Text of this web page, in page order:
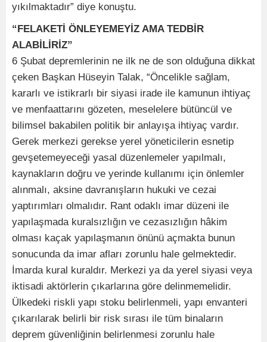
yıkılmaktadır” diye konuştu.
“FELAKETİ ÖNLEYEMEYİZ AMA TEDBİR
ALABİLİRİZ”
6 Şubat depremlerinin ne ilk ne de son olduğuna dikkat
çeken Başkan Hüseyin Talak, “Öncelikle sağlam,
kararlı ve istikrarlı bir siyasi irade ile kamunun ihtiyaç
ve menfaattarını gözeten, meselelere bütüncül ve
bilimsel bakabilen politik bir anlayışa ihtiyaç vardır.
Gerek merkezi gerekse yerel yöneticilerin esnetip
gevşetemeyeceği yasal düzenlemeler yapılmalı,
kaynakların doğru ve yerinde kullanımı için önlemler
alınmalı, aksine davranışların hukuki ve cezai
yaptırımları olmalıdır. Rant odaklı imar düzeni ile
yapılaşmada kuralsızlığın ve cezasızlığın hâkim
olması kaçak yapılaşmanın önünü açmakta bunun
sonucunda da imar afları zorunlu hale gelmektedir.
İmarda kural kuraldır. Merkezi ya da yerel siyasi veya
iktisadi aktörlerin çıkarlarına göre delinmemelidir.
Ülkedeki riskli yapı stoku belirlenmeli, yapı envanteri
çıkarılarak belirli bir risk sırası ile tüm binaların
deprem güvenliğinin belirlenmesi zorunlu hale